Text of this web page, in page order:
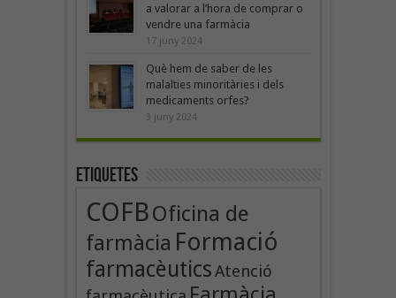
a valorar a l’hora de comprar o
vendre una farmàcia
17 juny 2024
Què hem de saber de les
malalties minoritàries i dels
medicaments orfes?
3 juny 2024
Etiquetes
COFBOficina de
farmàcia Formació
farmacèuticsAtenció